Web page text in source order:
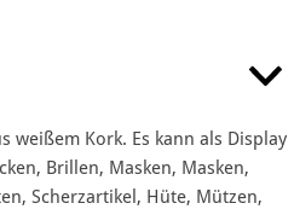
weißem Kork. Es kann als Display
Brillen, Masken, Masken,
Scherzartikel, Hüte, Mützen,